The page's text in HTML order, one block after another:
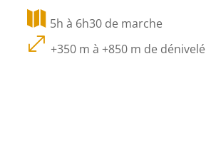
 5h à 6h30 de marche
. +350 m à +850 m de dénivelé